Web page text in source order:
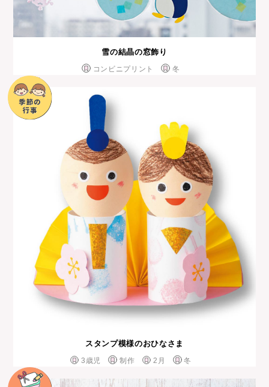
雪の結晶の窓飾り
コンビニプリント 冬
スタンプ模様のおひなさま
3歳児 制作 2月 冬